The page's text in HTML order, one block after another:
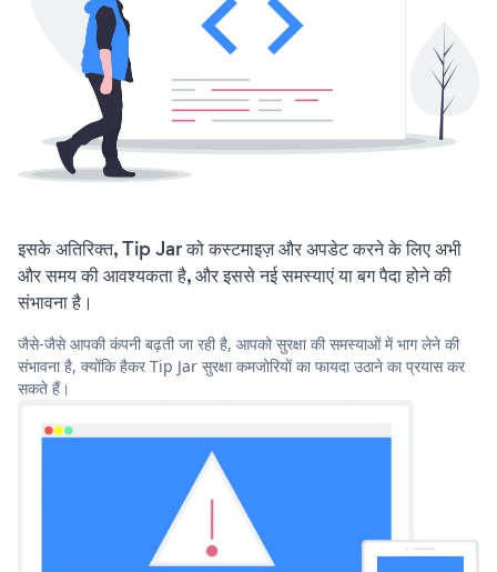
इसके अतिरिक्त, Tip Jar को कस्टमाइज़ और अपडेट करने के लिए अभी
और समय की आवश्यकता है, और इससे नई समस्याएं या बग पैदा होने की
संभावना है।
जैसे-जैसे आपकी कंपनी बढ़ती जा रही है, आपको सुरक्षा की समस्याओं में भाग लेने की
संभावना है, क्योंकि हैकर Tip Jar सुरक्षा कमजोरियों का फायदा उठाने का प्रयास कर
सकते हैं।